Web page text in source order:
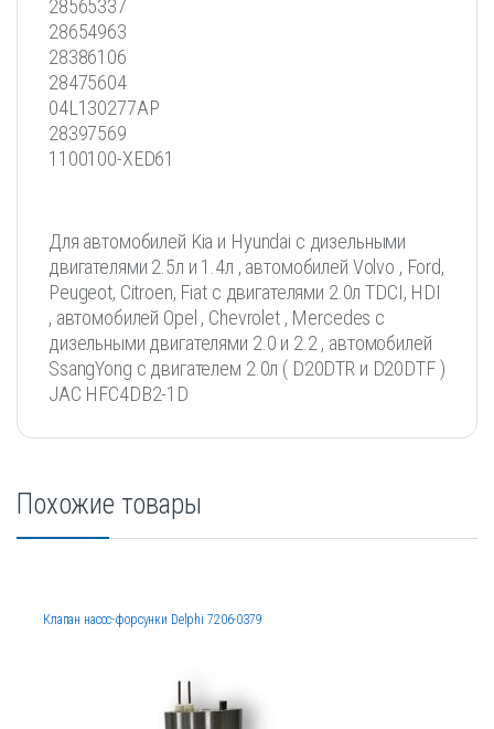
28565337
28654963
28386106
28475604
04L130277AP
28397569
1100100-XED61
Для автомобилей Kia и Hyundai c дизельными
двигателями 2.5л и 1.4л , автомобилей Volvo , Ford,
Peugeot, Citroen, Fiat с двигателями 2.0л TDCI, HDI
, автомобилей Opel , Chevrolet , Mercedes с
дизельными двигателями 2.0 и 2.2 , автомобилей
SsangYong с двигателем 2.0л ( D20DTR и D20DTF )
JAC HFC4DB2-1D
Похожие товары
Клапан насос-форсунки Delphi 7206-0379